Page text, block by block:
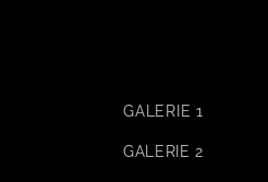
GALERIE 1
GALERIE 2